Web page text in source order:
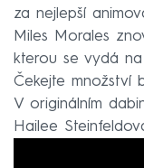
za nejlepší
Miles Morales
kterou se vydá
Čekejte množství
V originálním
Hailee